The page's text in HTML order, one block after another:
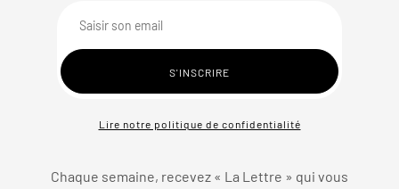
Lire notre politique de confidentialité
Chaque semaine, recevez « La Lettre » qui vous